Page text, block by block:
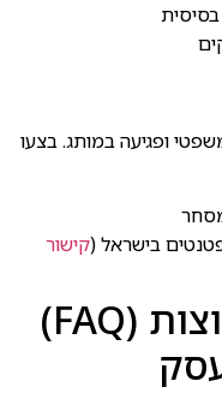
ופגיעה במותג. בצעו
בישראל (קישור
שאלות ותשובות נפוצות (FAQ)